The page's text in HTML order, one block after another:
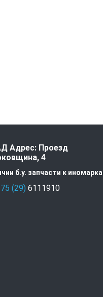
Адрес: Проезд
4
б.у. запчасти к
(29) 6111910